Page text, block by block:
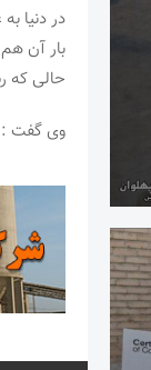
در دنیا
بار آن
حالی که
وی گفت :